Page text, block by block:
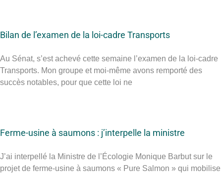
Bilan de l’examen de la loi-cadre Transports
Au Sénat, s’est achevé cette semaine l’examen de la loi-cadre
Transports. Mon groupe et moi-même avons remporté des
succès notables, pour que cette loi ne
Ferme-usine à saumons : j’interpelle la ministre
J’ai interpellé la Ministre de l’Écologie Monique Barbut sur le
projet de ferme-usine à saumons « Pure Salmon » qui mobilise